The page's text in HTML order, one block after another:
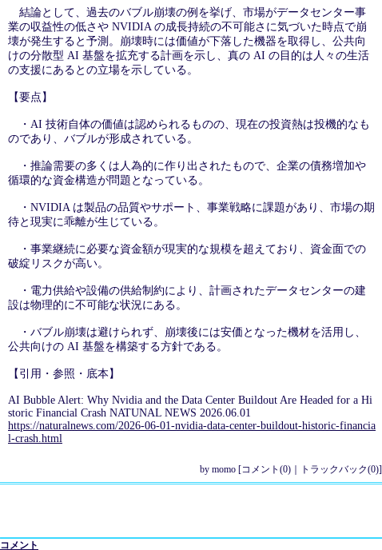
結論として、過去のバブル崩壊の例を挙げ、市場がデータセンター事
業の収益性の低さや NVIDIA の成長持続の不可能さに気づいた時点で崩
壊が発生すると予測。崩壊時には価値が下落した機器を取得し、公共向
けの分散型 AI 基盤を拡充する計画を示し、真の AI の目的は人々の生活
の支援にあるとの立場を示している。
【要点】
・AI 技術自体の価値は認められるものの、現在の投資熱は投機的なも
のであり、バブルが形成されている。
・推論需要の多くは人為的に作り出されたもので、企業の債務増加や
循環的な資金構造が問題となっている。
・NVIDIA は製品の品質やサポート、事業戦略に課題があり、市場の期
待と現実に乖離が生じている。
・事業継続に必要な資金額が現実的な規模を超えており、資金面での
破綻リスクが高い。
・電力供給や設備の供給制約により、計画されたデータセンターの建
設は物理的に不可能な状況にある。
・バブル崩壊は避けられず、崩壊後には安価となった機材を活用し、
公共向けの AI 基盤を構築する方針である。
【引用・参照・底本】
AI Bubble Alert: Why Nvidia and the Data Center Buildout Are Headed for a Hi
storic Financial Crash NATUNAL NEWS 2026.06.01
https://naturalnews.com/2026-06-01-nvidia-data-center-buildout-historic-financia
l-crash.html
by momo [コメント(0) トラックバック(0)]
コメント